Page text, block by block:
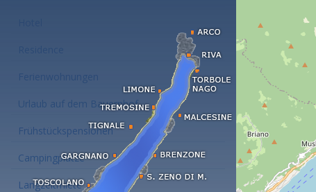
Ferienwohnungen
Urlaub auf dem Bauernhof
Frühstückspensionen
Campingplätze
Langzeitmiete